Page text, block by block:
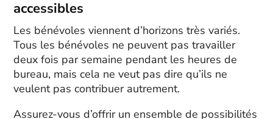
accessibles
Les bénévoles viennent d’horizons très variés.
Tous les bénévoles ne peuvent pas travailler
deux fois par semaine pendant les heures de
bureau, mais cela ne veut pas dire qu’ils ne
veulent pas contribuer autrement.
Assurez-vous d’offrir un ensemble de possibilités